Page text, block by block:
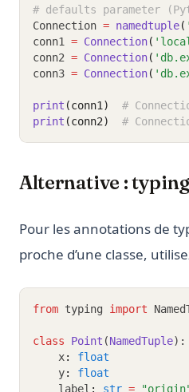
# defaults parameter
Connection = namedtuple(
conn1 = Connection(
conn2 = Connection(
conn3 = Connection(
print (conn1)
#
print (conn2) #
Alternative :
Pour les annotations de
proche d’une classe,
from typing import
class Point (NamedTuple):
    x
:
float
    y
:
float
    label
: str =